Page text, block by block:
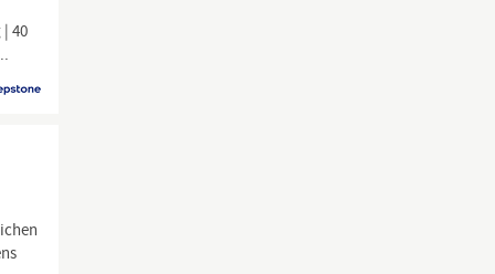
40